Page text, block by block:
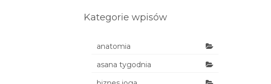
Kategorie wpisów
anatomia
asana tygodnia